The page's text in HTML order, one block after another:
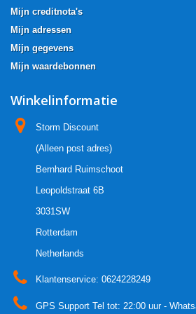
Mijn creditnota's
Mijn adressen
Mijn gegevens
Mijn waardebonnen
Winkelinformatie
Storm Discount
(Alleen post adres)
Bernhard Ruimschoot
Leopoldstraat 6B
3031SW
Rotterdam
Netherlands
Klantenservice: 0624228249
GPS Support Tel tot: 22:00 uur -